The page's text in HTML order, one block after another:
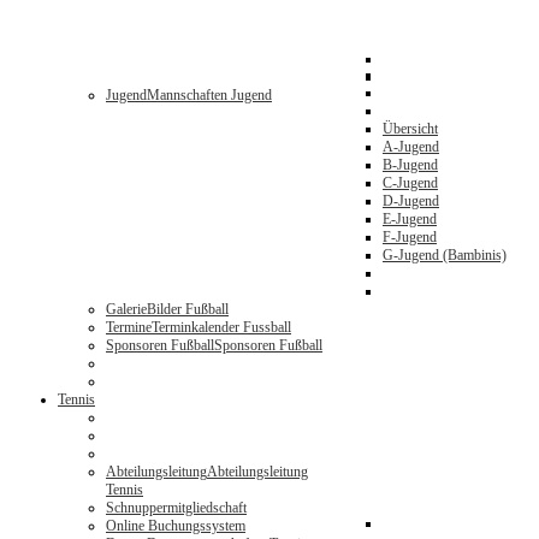
JugendMannschaften Jugend
Übersicht
A-Jugend
B-Jugend
C-Jugend
D-Jugend
E-Jugend
F-Jugend
G-Jugend (Bambinis)
GalerieBilder Fußball
TermineTerminkalender Fussball
Sponsoren FußballSponsoren Fußball
Tennis
AbteilungsleitungAbteilungsleitung
Tennis
Schnuppermitgliedschaft
Online Buchungssystem